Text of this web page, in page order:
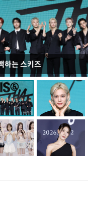
하는 스키즈
하루 앞둔 전남광주… 열